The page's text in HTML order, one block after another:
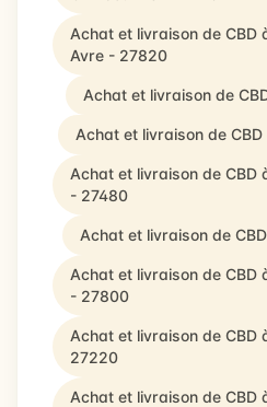
Achat et livraison de CBD
Avre - 27820
Achat et livraison de
Achat et livraison de
Achat et livraison de CBD
- 27480
Achat et livraison de
Achat et livraison de CBD
- 27800
Achat et livraison de CBD
27220
Achat et livraison de CBD